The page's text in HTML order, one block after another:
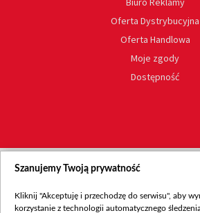
Oferta Dystrybucyjna
Oferta Handlowa
Moje zgody
Dostępność
Szanujemy Twoją prywatność
Kliknij "Akceptuję i przechodzę do serwisu", aby
korzystanie z technologii automatycznego